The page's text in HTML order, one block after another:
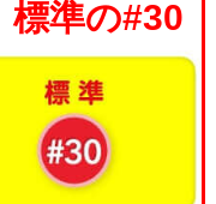
標準の#30